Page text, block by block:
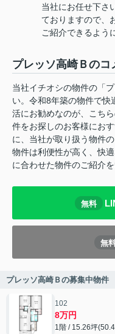
当社にお任せ下さ
ておりますので、
ご紹介できるよう
プレッソ高崎Ｂの
当社イチオシの物件の「
い。令和8年築の物件で快
活にお勧めなのが、こち
件をお探しのお客様にお
に、当社が取り扱う物件
物件は利便性が高く、快
に合わせた物件のご紹介
無料
無
プレッソ高崎Ｂの募集中物件
102
8万円
1階 / 15.26坪